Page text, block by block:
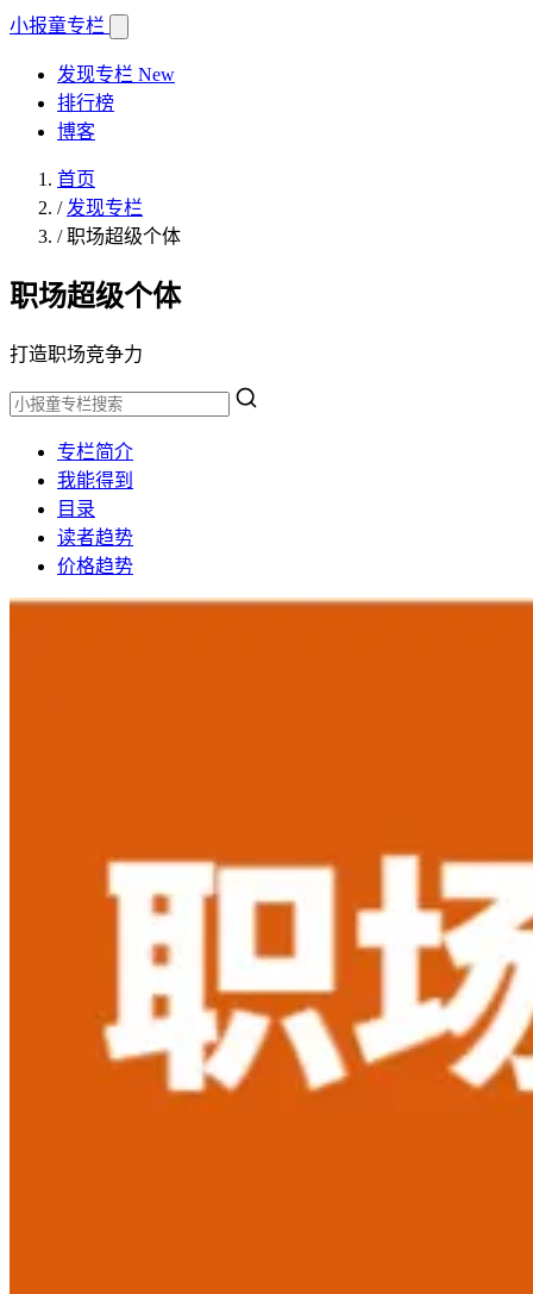
小报童专栏
发现专栏 New
排行榜
博客
首页
/ 发现专栏
/职场超级个体
职场超级个体
打造职场竞争力
专栏简介
我能得到
目录
读者趋势
价格趋势